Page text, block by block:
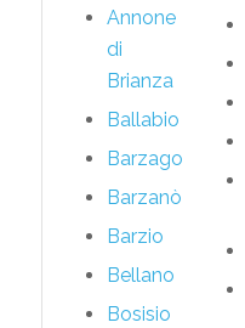
Annone
di
Brianza
Ballabio
Barzago
Barzanò
Barzio
Bellano
Bosisio